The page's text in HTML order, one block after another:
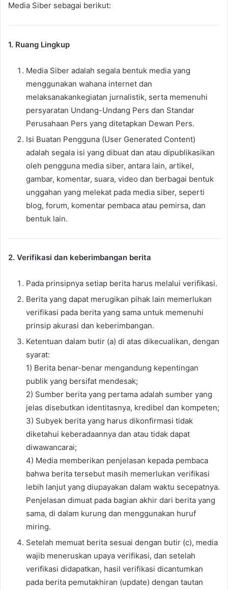
Media Siber sebagai berikut:
1. Ruang Lingkup
Media Siber adalah segala bentuk media yang
menggunakan wahana internet dan
melaksanakankegiatan jurnalistik, serta memenuhi
persyaratan Undang-Undang Pers dan Standar
Perusahaan Pers yang ditetapkan Dewan Pers.
Isi Buatan Pengguna (User Generated Content)
adalah segala isi yang dibuat dan atau dipublikasikan
oleh pengguna media siber, antara lain, artikel,
gambar, komentar, suara, video dan berbagai bentuk
unggahan yang melekat pada media siber, seperti
blog, forum, komentar pembaca atau pemirsa, dan
bentuk lain.
2. Verifikasi dan keberimbangan berita
Pada prinsipnya setiap berita harus melalui verifikasi.
Berita yang dapat merugikan pihak lain memerlukan
verifikasi pada berita yang sama untuk memenuhi
prinsip akurasi dan keberimbangan.
Ketentuan dalam butir (a) di atas dikecualikan, dengan
syarat:
1) Berita benar-benar mengandung kepentingan
publik yang bersifat mendesak;
2) Sumber berita yang pertama adalah sumber yang
jelas disebutkan identitasnya, kredibel dan kompeten;
3) Subyek berita yang harus dikonfirmasi tidak
diketahui keberadaannya dan atau tidak dapat
diwawancarai;
4) Media memberikan penjelasan kepada pembaca
bahwa berita tersebut masih memerlukan verifikasi
lebih lanjut yang diupayakan dalam waktu secepatnya.
Penjelasan dimuat pada bagian akhir dari berita yang
sama, di dalam kurung dan menggunakan huruf
miring.
Setelah memuat berita sesuai dengan butir (c), media
wajib meneruskan upaya verifikasi, dan setelah
verifikasi didapatkan, hasil verifikasi dicantumkan
pada berita pemutakhiran (update) dengan tautan